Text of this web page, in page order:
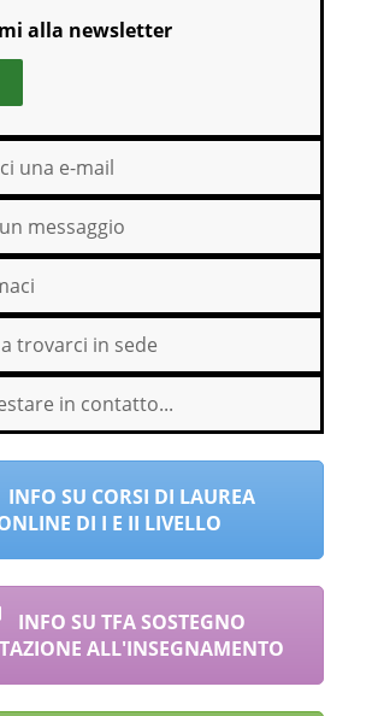
alla newsletter
una e-mail
messaggio
trovarci in sede
in contatto...
INFO SU CORSI DI LAUREA
DI I E II LIVELLO
INFO SU TFA SOSTEGNO
ALL'INSEGNAMENTO